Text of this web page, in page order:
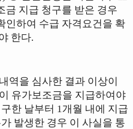
금 지급 청구를 받은 경우
인하여 수급 자격요건을 확
한다.
역을 심사한 결과 이상이
유가보조금을 지급하여야
한 날부터 1개월 내에 지급
발생한 경우 이 사실을 통